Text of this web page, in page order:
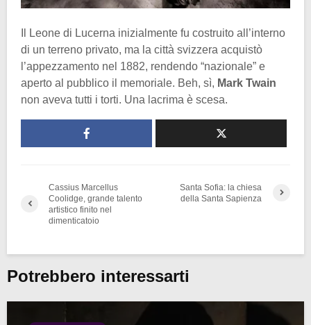
Il Leone di Lucerna inizialmente fu costruito all’interno
di un terreno privato, ma la città svizzera acquistò
l’appezzamento nel 1882, rendendo “nazionale” e
aperto al pubblico il memoriale. Beh, sì, Mark Twain
non aveva tutti i torti. Una lacrima è scesa.
Cassius Marcellus
Coolidge, grande talento
artistico finito nel
dimenticatoio
Santa Sofia: la chiesa
della Santa Sapienza
Potrebbero interessarti